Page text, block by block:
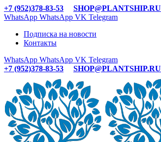
+7 (952)378-83-53
SHOP@PLANTSHIP.RU
WhatsApp WhatsApp VK Telegram
Подписка на новости
Контакты
WhatsApp WhatsApp VK Telegram
+7 (952)378-83-53
SHOP@PLANTSHIP.RU